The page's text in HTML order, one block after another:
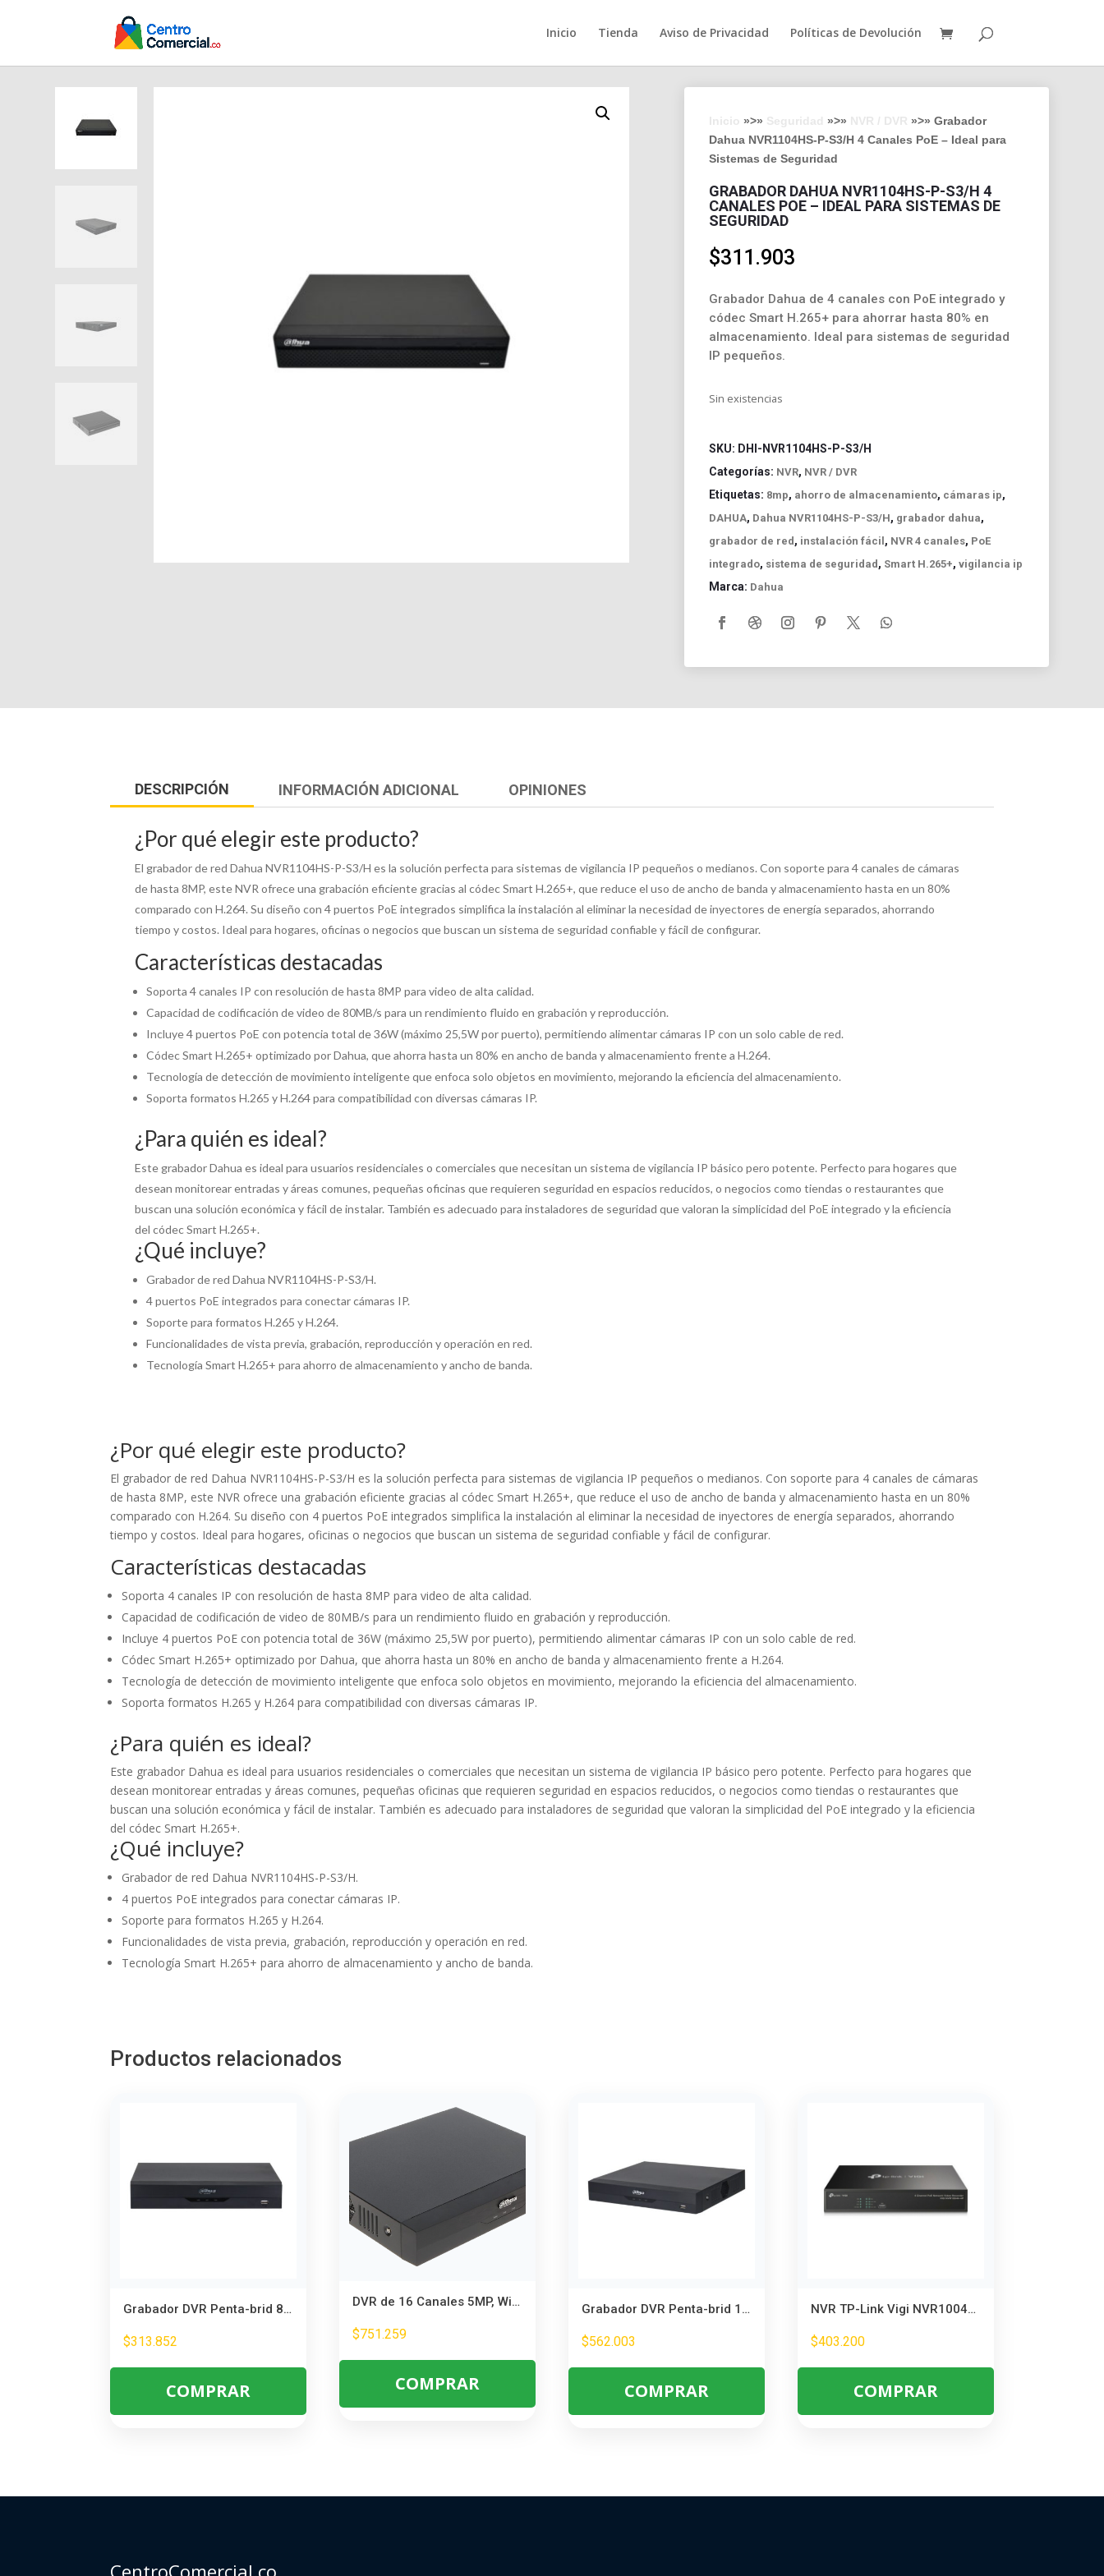
Inicio Tienda Aviso de Privacidad Políticas de Devolución
»>» »>»
»>» Grabador
Dahua NVR1104HS-P-S3/H 4 Canales PoE – Ideal para
Sistemas de Seguridad
GRABADOR DAHUA NVR1104HS-P-S3/H 4
CANALES POE – IDEAL PARA SISTEMAS DE
SEGURIDAD
$311.903
Grabador Dahua de 4 canales con PoE integrado y
códec Smart H.265+ para ahorrar hasta 80% en
almacenamiento. Ideal para sistemas de seguridad
IP pequeños.
Sin existencias
SKU: DHI-NVR1104HS-P-S3/H
Categorías: NVR, NVR / DVR
Etiquetas: 8mp, ahorro de almacenamiento, cámaras ip,
DAHUA, Dahua NVR1104HS-P-S3/H, grabador dahua,
grabador de red , instalación fácil , NVR 4 canales, PoE
integrado, sistema de seguridad , Smart H.265+, vigilancia ip
Marca: Dahua
DESCRIPCIÓN INFORMACIÓN ADICIONAL OPINIONES
¿Por qué elegir este producto?
El grabador de red Dahua NVR1104HS-P-S3/H es la solución perfecta para sistemas de vigilancia IP pequeños o medianos. Con soporte para 4 canales de cámaras
de hasta 8MP, este NVR ofrece una grabación eficiente gracias al códec Smart H.265+, que reduce el uso de ancho de banda y almacenamiento hasta en un 80%
comparado con H.264. Su diseño con 4 puertos PoE integrados simplifica la instalación al eliminar la necesidad de inyectores de energía separados, ahorrando
tiempo y costos. Ideal para hogares, oficinas o negocios que buscan un sistema de seguridad confiable y fácil de configurar.
Características destacadas
Soporta 4 canales IP con resolución de hasta 8MP para video de alta calidad.
Capacidad de codificación de video de 80MB/s para un rendimiento fluido en grabación y reproducción.
Incluye 4 puertos PoE con potencia total de 36W (máximo 25,5W por puerto), permitiendo alimentar cámaras IP con un solo cable de red.
Códec Smart H.265+ optimizado por Dahua, que ahorra hasta un 80% en ancho de banda y almacenamiento frente a H.264.
Tecnología de detección de movimiento inteligente que enfoca solo objetos en movimiento, mejorando la eficiencia del almacenamiento.
Soporta formatos H.265 y H.264 para compatibilidad con diversas cámaras IP.
¿Para quién es ideal?
Este grabador Dahua es ideal para usuarios residenciales o comerciales que necesitan un sistema de vigilancia IP básico pero potente. Perfecto para hogares que
desean monitorear entradas y áreas comunes, pequeñas oficinas que requieren seguridad en espacios reducidos, o negocios como tiendas o restaurantes que
buscan una solución económica y fácil de instalar. También es adecuado para instaladores de seguridad que valoran la simplicidad del PoE integrado y la eficiencia
del códec Smart H.265+.
¿Qué incluye?
Grabador de red Dahua NVR1104HS-P-S3/H.
4 puertos PoE integrados para conectar cámaras IP.
Soporte para formatos H.265 y H.264.
Funcionalidades de vista previa, grabación, reproducción y operación en red.
Tecnología Smart H.265+ para ahorro de almacenamiento y ancho de banda.
¿Por qué elegir este producto?
El grabador de red Dahua NVR1104HS-P-S3/H es la solución perfecta para sistemas de vigilancia IP pequeños o medianos. Con soporte para 4 canales de cámaras
de hasta 8MP, este NVR ofrece una grabación eficiente gracias al códec Smart H.265+, que reduce el uso de ancho de banda y almacenamiento hasta en un 80%
comparado con H.264. Su diseño con 4 puertos PoE integrados simplifica la instalación al eliminar la necesidad de inyectores de energía separados, ahorrando
tiempo y costos. Ideal para hogares, oficinas o negocios que buscan un sistema de seguridad confiable y fácil de configurar.
Características destacadas
Soporta 4 canales IP con resolución de hasta 8MP para video de alta calidad.
Capacidad de codificación de video de 80MB/s para un rendimiento fluido en grabación y reproducción.
Incluye 4 puertos PoE con potencia total de 36W (máximo 25,5W por puerto), permitiendo alimentar cámaras IP con un solo cable de red.
Códec Smart H.265+ optimizado por Dahua, que ahorra hasta un 80% en ancho de banda y almacenamiento frente a H.264.
Tecnología de detección de movimiento inteligente que enfoca solo objetos en movimiento, mejorando la eficiencia del almacenamiento.
Soporta formatos H.265 y H.264 para compatibilidad con diversas cámaras IP.
¿Para quién es ideal?
Este grabador Dahua es ideal para usuarios residenciales o comerciales que necesitan un sistema de vigilancia IP básico pero potente. Perfecto para hogares que
desean monitorear entradas y áreas comunes, pequeñas oficinas que requieren seguridad en espacios reducidos, o negocios como tiendas o restaurantes que
buscan una solución económica y fácil de instalar. También es adecuado para instaladores de seguridad que valoran la simplicidad del PoE integrado y la eficiencia
del códec Smart H.265+.
¿Qué incluye?
Grabador de red Dahua NVR1104HS-P-S3/H.
4 puertos PoE integrados para conectar cámaras IP.
Soporte para formatos H.265 y H.264.
Funcionalidades de vista previa, grabación, reproducción y operación en red.
Tecnología Smart H.265+ para ahorro de almacenamiento y ancho de banda.
Productos relacionados
Grabador DVR Penta-brid 8 Canales + 12 IP – IA WizSense para Seguridad Inteligente
$313.852
COMPRAR
DVR de 16 Canales 5MP, WizSense, H.265+, 2 Bahías HDD, 16CH HDCVI +8CH IP, Reconocimiento Facial, SMD Plus
$751.259
COMPRAR
Grabador DVR Penta-brid 16 Canales – Compatible con Cámaras IP y Analógicas
$562.003
COMPRAR
NVR TP-Link Vigi NVR1004H 4 Canales 4K PoE+ para Vigilancia
$403.200
COMPRAR
CentroComercial.co